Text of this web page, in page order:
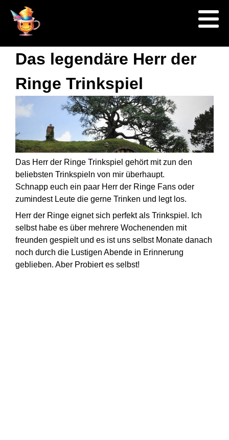
Das legendäre Herr der
Ringe Trinkspiel
Das Herr der Ringe Trinkspiel gehört mit zun den
beliebsten Trinkspieln von mir überhaupt.
Schnapp euch ein paar Herr der Ringe Fans oder
zumindest Leute die gerne Trinken und legt los.
Herr der Ringe eignet sich perfekt als Trinkspiel. Ich
selbst habe es über mehrere Wochenenden mit
freunden gespielt und es ist uns selbst Monate danach
noch durch die Lustigen Abende in Erinnerung
geblieben. Aber Probiert es selbst!